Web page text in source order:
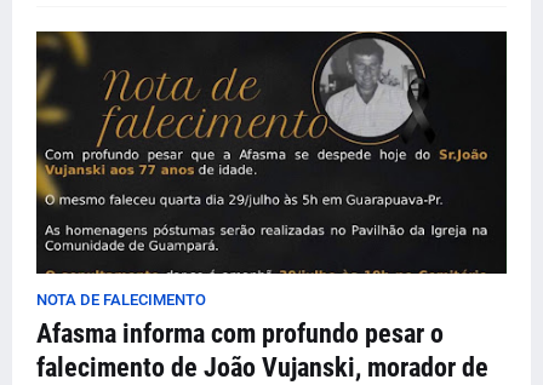
NOTA DE FALECIMENTO
Afasma informa com profundo pesar o
falecimento de João Vujanski, morador de